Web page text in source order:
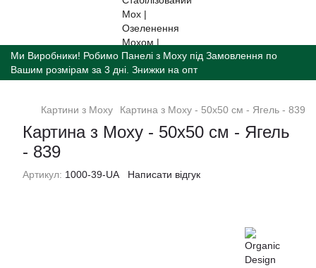
Ми Виробники! Робимо Панелі з Моху під Замовлення по
Вашим розмірам за 3 дні. Знижки на опт
Картини з Моху Картина з Моху - 50x50 см - Ягель - 839
Картина з Моху - 50x50 см - Ягель
- 839
Артикул: 1000-39-UA Написати відгук